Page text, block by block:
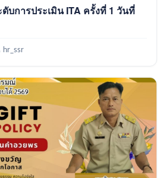
ารประเมิน ITA ครั้งที่ 1 วันที่
hr_ssr